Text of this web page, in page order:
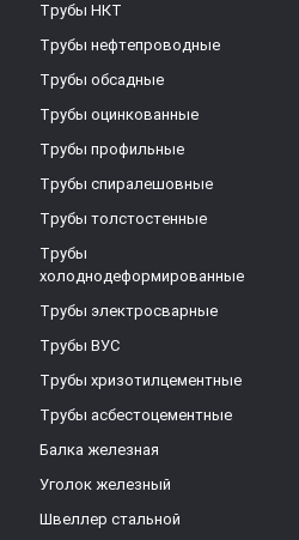
Трубы НКТ
Трубы нефтепроводные
Трубы обсадные
Трубы оцинкованные
Трубы профильные
Трубы спиралешовные
Трубы толстостенные
Трубы
холоднодеформированные
Трубы электросварные
Трубы ВУС
Трубы хризотилцементные
Трубы асбестоцементные
Балка железная
Уголок железный
Швеллер стальной